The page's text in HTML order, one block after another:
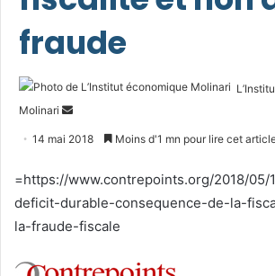
fraude
Molinari
Envoyer
14 mai 2018 Moins d'1 mn pour lire cet
=https://www.contrepoints.org/2018/05/
deficit-durable-consequence-de-la-
la-fraude-fiscale